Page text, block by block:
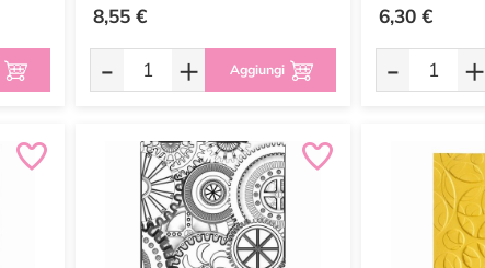
8,55 €
- + Aggiungi
6,30 €
- +